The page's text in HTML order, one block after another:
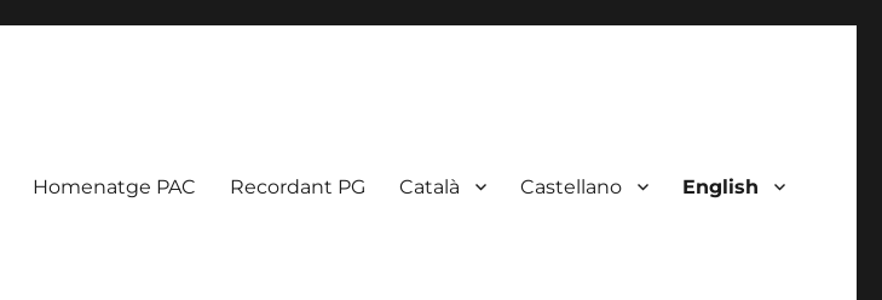
Homenatge PAC Recordant PG Català Castellano English